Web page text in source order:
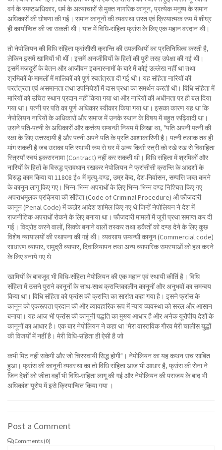
वर्ग के स्पष्टअधिकार, धर्म के अत्याचारों से मुक्त नागरिक कानून, प्रत्येक मनुष्य के समान
अधिकारों की घोषणा की गई। समान कानूनों की व्यवस्था सरत एवं क्रियात्मक रूप में शीघ्र
ही कार्यान्वित की जा सकती थी। यात में विधि-संहिता फ्रांस के लिए एक महान वरदान थी।
तो नेपोलियन की विधि संहिता फ्रांसीसी क्रान्ति की उपलब्धियों का प्रतिनिधित्व करती है,
लेकिन इसमें खामियों भी थीं। इसमें अनजीवियों के हितों की पूरी तरह उपेक्षा की गई थी।
इसमें मजदूरों के वेतन और आजीवन इकरारनामों के बारे में कोई उल्लेख नहीं था तथा
श्रमिकों के मामलों में मालिकों को पूर्ण स्वतंत्रता दी गई थी। यह संहिता नारियों की
परतंत्रता एवं असमानता तथा उपनियेशों में दास प्रथा का समर्थन करती थी। विधि संहिता में
मारियों को उचित स्थान प्रदान नहीं किया गया था और नारियों की अधीनता पर ही बल दिया
गया था। पत्नी पर पति का पूर्ण अधिकार स्वीकार किया गया था। इसका कारण यह था कि
नेपोलियन नारियों के अधिकारों और समाज में उनके स्थान के विषय में बहुत रूढ़िवादी था।
उसने पति-पत्नी के अधिकारों और कर्त्तव्य सम्बन्धी नियम में लिखा था, "पति अपनी पत्नी की
रक्षा के लिए उत्तरदायी है और पत्नी अपने पति के प्रति आशाकारिणी है। पत्नी तलाक तब ही
मांग सकती है जब उसका पति स्थायी रूप से घर में अन्य किसी स्त्री को रखे रख से विवाहिता
स्त्रियाँ स्वयं इकरारनामा (Contract) नहीं कर सकती थी। विधि संहिता में श्रमिकों और
नारियों के हितों के विरुद्ध प्रावधान रखकर नेपोलियन ने फ्रांसीसी क्रान्ति के आदशों के
विरुद्ध काम किया या 11808 ई० में मृत्यु-दण्ड, उम्र कैद, देश-निर्वासन, सम्पत्ति जब्त करने
के कानून लागू किए गए। भिन्न-भिन्न अपराधों के लिए भिन्न-भिन्न दण्ड निश्चित किए गए
अपराधमूलक प्रक्रिया की संहिता (Code of Criminal Procedure) औ फौजदारी
कानून (Penal Code) में कठोर आदेश शामिल किए गए थे जिन्हें नेपोलियन ने देश में
राजनीतिक अपराधों रोकने के लिए बनाया था। फौजदारी मामलों में जूरी प्रथा समाप्त कर दी
गई। विद्रोह करने वालों, सिक्के बनाने वालों तस्कर तथा डकैतों को दण्ड देने के लिए कुछ
विशेष न्यायालयों की स्थापना की गई थी। व्यवसाय सम्बन्धी कानून (Commercial code)
साधारण व्यापार, समुद्री व्यापार, दिवालियापन तथा अन्य व्यापारिक समस्याओं को हल करने
के लिए बनाये गए थे
खामियों के बावजूद भी विधि-संहिता नेपोलियन की एक महान एवं स्थायी कीर्ति है। विधि
संहिता में उसने पुराने कानूनों के साथ-साथ क्रान्तिकालीन कानूनों और अनुभवों का समन्वय
किया था। विधि संहिता को फ्रांस की क्रान्ति का सारांश कहा गया है। इसने फ्रांस के
कानून को एकरूपता प्रदान की और व्यावहारिक रूप में न्याय व्यवस्था को सरल और आसान
बनाया। यह आज भी फ्रांस की कानूनी पद्धति का मुख्य आधार है और अनेक यूरोपीय देशों के
कानूनों का आधार है। एक बार नेपोलियन ने कहा था "मेरा वास्तविक गौरव मेरी चालीस युद्धों
की विजयों में नहीं है। मेरी विधि-संहिता ही ऐसी है जो
कभी मिट नहीं सकेगी और जो चिरस्वायी सिद्ध होगी"। नेपोलियन का यह कथन सच साबित
हुआ। फ्रांस की कानूनी व्यवस्था का तो विधि संहिता आज भी आधार है, फ्रांस की सेना ने
जिन देशों को जीता वहाँ भी विधि-संहिता लागू की गई और नेपोलियन की पराजय के बाद भी
अधिकांश यूरोप में इसे क्रियान्वित किया गया ।
Post a Comment
Comments (0)